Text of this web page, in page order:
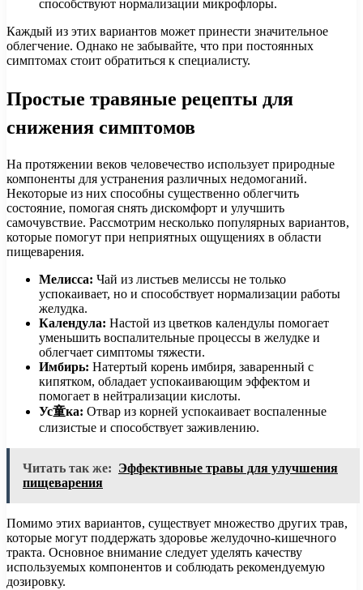
способствуют нормализации микрофлоры.
Каждый из этих вариантов может принести значительное
облегчение. Однако не забывайте, что при постоянных
симптомах стоит обратиться к специалисту.
Простые травяные рецепты для
снижения симптомов
На протяжении веков человечество использует природные
компоненты для устранения различных недомоганий.
Некоторые из них способны существенно облегчить
состояние, помогая снять дискомфорт и улучшить
самочувствие. Рассмотрим несколько популярных вариантов,
которые помогут при неприятных ощущениях в области
пищеварения.
Мелисса: Чай из листьев мелиссы не только
успокаивает, но и способствует нормализации работы
желудка.
Календула: Настой из цветков календулы помогает
уменьшить воспалительные процессы в желудке и
облегчает симптомы тяжести.
Имбирь: Натертый корень имбиря, заваренный с
кипятком, обладает успокаивающим эффектом и
помогает в нейтрализации кислоты.
Ус童ка: Отвар из корней успокаивает воспаленные
слизистые и способствует заживлению.
Читать так же: Эффективные травы для улучшения
пищеварения
Помимо этих вариантов, существует множество других трав,
которые могут поддержать здоровье желудочно-кишечного
тракта. Основное внимание следует уделять качеству
используемых компонентов и соблюдать рекомендуемую
дозировку.